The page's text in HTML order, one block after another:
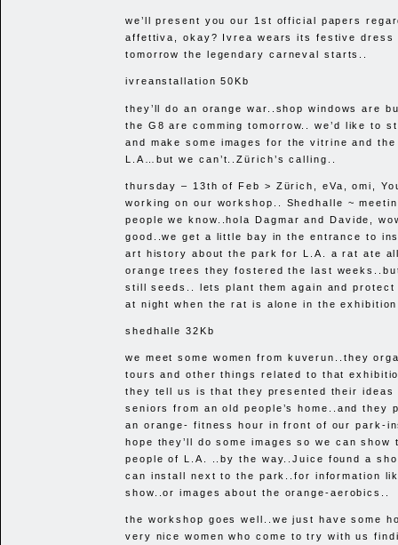
we’ll present you our 1st official papers
affettiva, okay? Ivrea wears its festive dress
tomorrow the legendary carneval starts..
ivreanstallation 50Kb
they’ll do an orange war..shop windows are
the G8 are comming tomorrow.. we’d like to
and make some images for the vitrine and
L.A…but we can’t..Zürich’s calling..
thursday – 13th of Feb > Zürich, eVa, omi,
working on our workshop.. Shedhalle ~
people we know..hola Dagmar and Davide,
good..we get a little bay in the entrance to
art history about the park for L.A. a rat ate
orange trees they fostered the last
still seeds.. lets plant them again and
at night when the rat is alone in the
shedhalle 32Kb
we meet some women from kuverun..they
tours and other things related to that
they tell us is that they presented their ideas
seniors from an old people’s home..and they
an orange- fitness hour in front of our park-
hope they’ll do some images so we can show
people of L.A. ..by the way..Juice found a
can install next to the park..for information
show..or images about the orange-aerobics..
the workshop goes well..we just have some
very nice women who come to try with us